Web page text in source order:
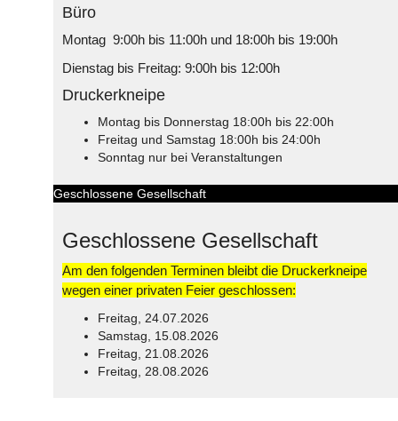
Büro
Montag 9:00h bis 11:00h und 18:00h bis 19:00h
Dienstag bis Freitag: 9:00h bis 12:00h
Druckerkneipe
Montag bis Donnerstag 18:00h bis 22:00h
Freitag und Samstag 18:00h bis 24:00h
Sonntag nur bei Veranstaltungen
Geschlossene Gesellschaft
Geschlossene Gesellschaft
Am den folgenden Terminen bleibt die Druckerkneipe
wegen einer privaten Feier geschlossen:
Freitag, 24.07.2026
Samstag, 15.08.2026
Freitag, 21.08.2026
Freitag, 28.08.2026